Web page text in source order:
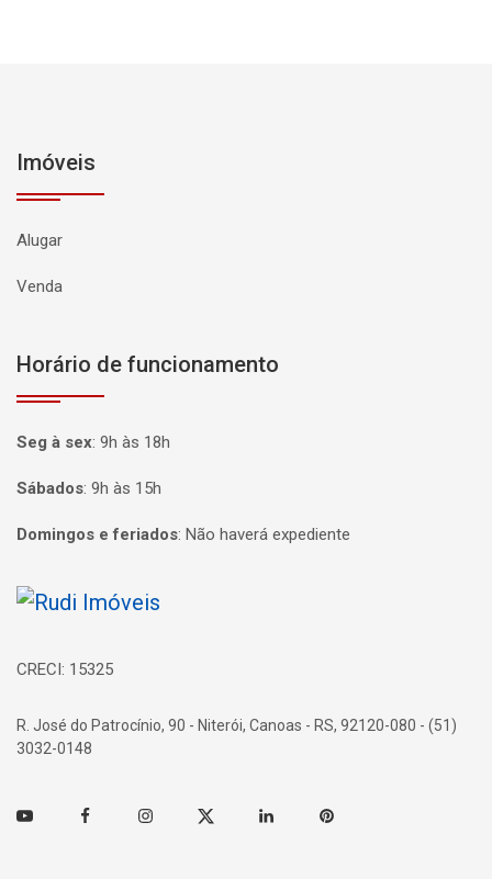
Imóveis
Alugar
Venda
Horário de funcionamento
Seg à sex: 9h às 18h
Sábados: 9h às 15h
Domingos e feriados: Não haverá expediente
Página inicial
CRECI: 15325
R. José do Patrocínio, 90 - Niterói, Canoas - RS, 92120-080 - (51)
3032-0148
Youtube FacebookInstagramTwitter Linkedin Pinterest